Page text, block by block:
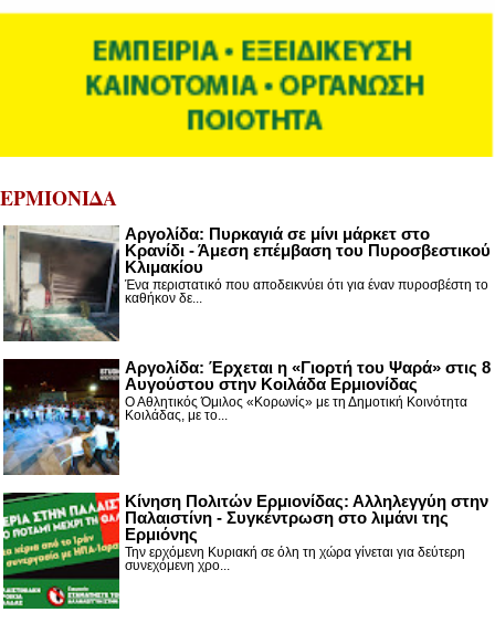
ΕΡΜΙΟΝΙΔΑ
Αργολίδα: Πυρκαγιά σε μίνι μάρκετ στο
Κρανίδι - Άμεση επέμβαση του Πυροσβεστικού
Κλιμακίου
Ένα περιστατικό που αποδεικνύει ότι για έναν πυροσβέστη το
καθήκον δε...
Αργολίδα: Έρχεται η «Γιορτή του Ψαρά» στις 8
Αυγούστου στην Κοιλάδα Ερμιονίδας
Ο Αθλητικός Όμιλος «Κορωνίς» με τη Δημοτική Κοινότητα
Κοιλάδας, με το...
Κίνηση Πολιτών Ερμιονίδας: Αλληλεγγύη στην
Παλαιστίνη - Συγκέντρωση στο λιμάνι της
Ερμιόνης
Την ερχόμενη Κυριακή σε όλη τη χώρα γίνεται για δεύτερη
συνεχόμενη χρο...